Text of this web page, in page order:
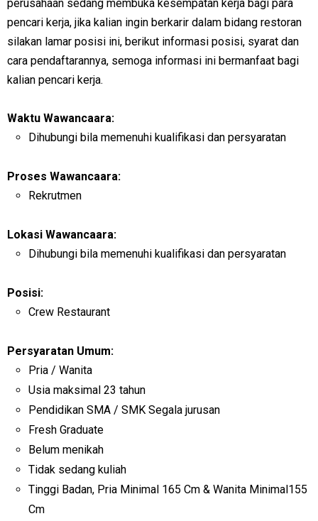
perusahaan sedang membuka kesempatan kerja bagi para
pencari kerja, jika kalian ingin berkarir dalam bidang restoran
silakan lamar posisi ini, berikut informasi posisi, syarat dan
cara pendaftarannya, semoga informasi ini bermanfaat bagi
kalian pencari kerja.
Waktu Wawancaara:
Dihubungi bila memenuhi kualifikasi dan persyaratan
Proses Wawancaara:
Rekrutmen
Lokasi Wawancaara:
Dihubungi bila memenuhi kualifikasi dan persyaratan
Posisi:
Crew Restaurant
Persyaratan Umum:
Pria / Wanita
Usia maksimal 23 tahun
Pendidikan SMA / SMK Segala jurusan
Fresh Graduate
Belum menikah
Tidak sedang kuliah
Tinggi Badan, Pria Minimal 165 Cm & Wanita Minimal155
Cm